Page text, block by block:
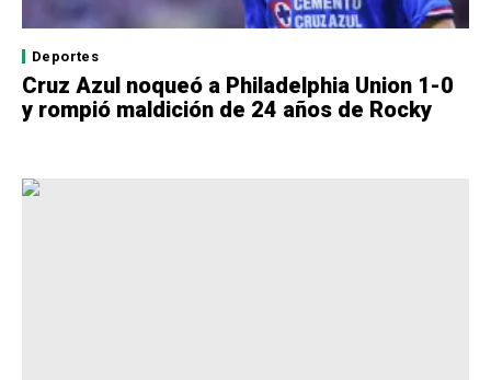
Deportes
Cruz Azul noqueó a Philadelphia Union 1-0
y rompió maldición de 24 años de Rocky